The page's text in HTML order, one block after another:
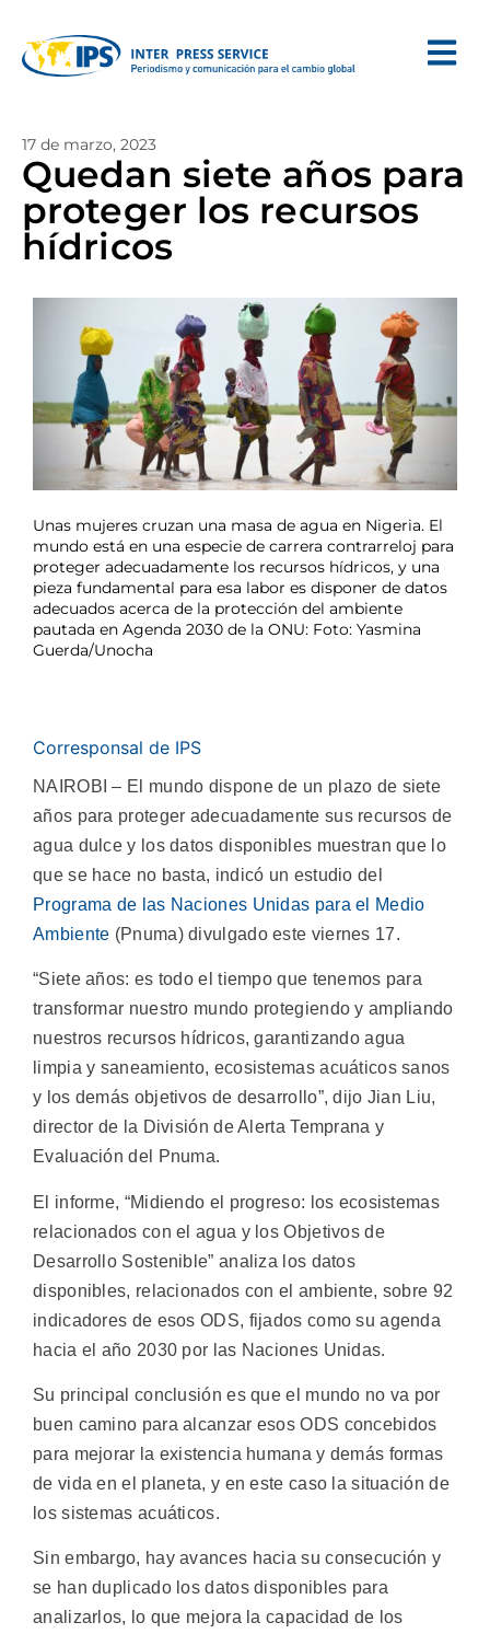
17 de marzo, 2023
Quedan siete años para
proteger los recursos
hídricos
Unas mujeres cruzan una masa de agua en Nigeria. El
mundo está en una especie de carrera contrarreloj para
proteger adecuadamente los recursos hídricos, y una
pieza fundamental para esa labor es disponer de datos
adecuados acerca de la protección del ambiente
pautada en Agenda 2030 de la ONU: Foto: Yasmina
Guerda/Unocha
Corresponsal de IPS
NAIROBI – El mundo dispone de un plazo de siete
años para proteger adecuadamente sus recursos de
agua dulce y los datos disponibles muestran que lo
que se hace no basta, indicó un estudio del
Programa de las Naciones Unidas para el Medio
Ambiente (Pnuma) divulgado este viernes 17.
“Siete años: es todo el tiempo que tenemos para
transformar nuestro mundo protegiendo y ampliando
nuestros recursos hídricos, garantizando agua
limpia y saneamiento, ecosistemas acuáticos sanos
y los demás objetivos de desarrollo”, dijo Jian Liu,
director de la División de Alerta Temprana y
Evaluación del Pnuma.
El informe, “Midiendo el progreso: los ecosistemas
relacionados con el agua y los Objetivos de
Desarrollo Sostenible” analiza los datos
disponibles, relacionados con el ambiente, sobre 92
indicadores de esos ODS, fijados como su agenda
hacia el año 2030 por las Naciones Unidas.
Su principal conclusión es que el mundo no va por
buen camino para alcanzar esos ODS concebidos
para mejorar la existencia humana y demás formas
de vida en el planeta, y en este caso la situación de
los sistemas acuáticos.
Sin embargo, hay avances hacia su consecución y
se han duplicado los datos disponibles para
analizarlos, lo que mejora la capacidad de los